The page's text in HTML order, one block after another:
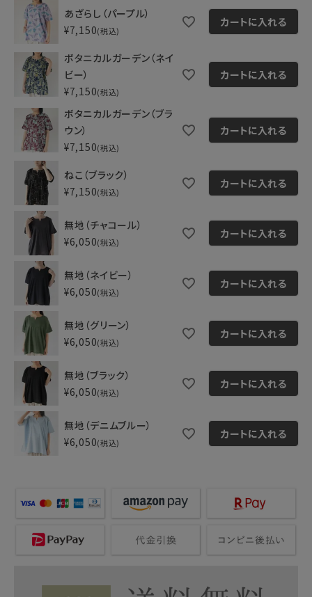
あざらし（パープル）
¥7,150 税込
カートに入れる
ボタニカルガーデン（ネイ
ビー）
¥7,150 税込
カートに入れる
ボタニカルガーデン（ブラ
ウン）
¥7,150 税込
カートに入れる
ねこ（ブラック）
¥7,150 税込
カートに入れる
無地（チャコール）
¥6,050 税込
カートに入れる
無地（ネイビー）
¥6,050 税込
カートに入れる
無地（グリーン）
¥6,050 税込
カートに入れる
無地（ブラック）
¥6,050 税込
カートに入れる
無地（デニムブルー）
¥6,050 税込
カートに入れる